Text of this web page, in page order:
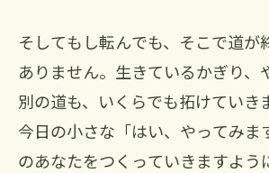
そしてもし転んでも、そこで道が
ありません。生きているかぎり、
別の道も、いくらでも拓けていき
今日の小さな「はい、やってみま
のあなたをつくっていきますよう